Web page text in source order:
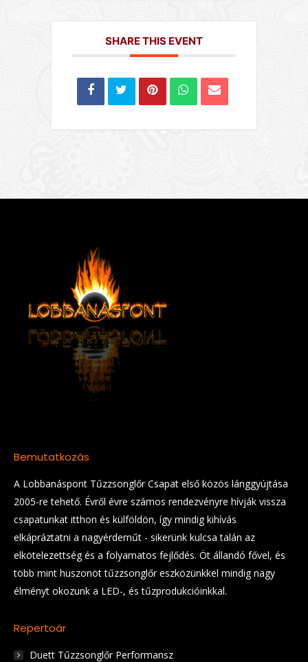
SHARE THIS EVENT
Bemutatkozás
A Lobbanáspont Tűzzsonglőr Csapat első közös lánggyújtása
2005-re tehető. Évről évre számos rendezvényre hívják vissza
csapatunkat itthon és külföldön, így mindig kihívás
elkápráztatni a nagyérdeműt - sikerünk kulcsa talán az
elkötelezettség és a folyamatos fejlődés. Öt állandó fővel, és
több mint huszonöt tűzzsonglőr eszközünkkel mindig nagy
élményt okozunk a LED-, és tűzprodukcióinkkal.
Repertoár
Duett Tűzzsonglőr Performansz